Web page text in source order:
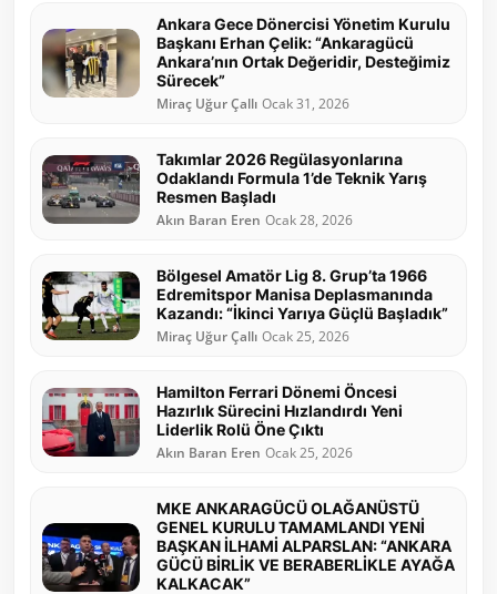
Ankara Gece Dönercisi Yönetim Kurulu
Başkanı Erhan Çelik: “Ankaragücü
Ankara’nın Ortak Değeridir, Desteğimiz
Sürecek”
Miraç Uğur Çallı Ocak 31, 2026
Takımlar 2026 Regülasyonlarına
Odaklandı Formula 1’de Teknik Yarış
Resmen Başladı
Akın Baran Eren Ocak 28, 2026
Bölgesel Amatör Lig 8. Grup’ta 1966
Edremitspor Manisa Deplasmanında
Kazandı: “İkinci Yarıya Güçlü Başladık”
Miraç Uğur Çallı Ocak 25, 2026
Hamilton Ferrari Dönemi Öncesi
Hazırlık Sürecini Hızlandırdı Yeni
Liderlik Rolü Öne Çıktı
Akın Baran Eren Ocak 25, 2026
MKE ANKARAGÜCÜ OLAĞANÜSTÜ
GENEL KURULU TAMAMLANDI YENİ
BAŞKAN İLHAMİ ALPARSLAN: “ANKARA
GÜCÜ BİRLİK VE BERABERLİKLE AYAĞA
KALKACAK”